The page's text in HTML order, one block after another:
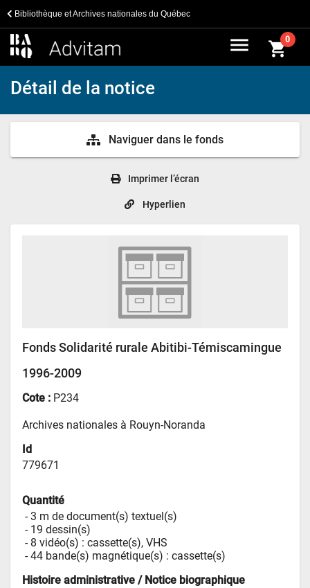
Bibliothèque et Archives nationales du Québec
menu shopping_cart0
Détail de la notice
Naviguer dans le fonds
Imprimer l’écran
Hyperlien
Fonds Solidarité rurale Abitibi-Témiscamingue
1996-2009
Cote : P234
Archives nationales à Rouyn-Noranda
Id
779671
Quantité
- 3 m de document(s) textuel(s)
- 19 dessin(s)
- 8 vidéo(s) : cassette(s), VHS
- 44 bande(s) magnétique(s) : cassette(s)
Histoire administrative / Notice biographique